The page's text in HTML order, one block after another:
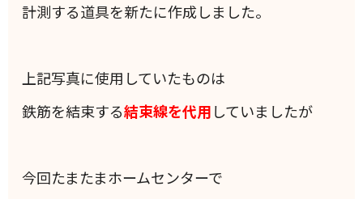
計測する道具を新たに作成しました。
上記写真に使用していたものは
鉄筋を結束する結束線を代用していましたが
今回たまたまホームセンターで